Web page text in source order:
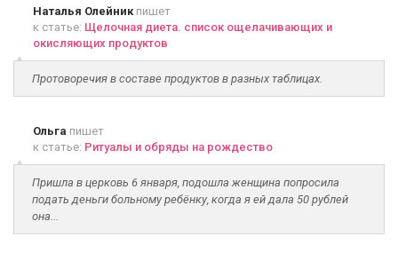
Наталья Олейникпишет
к статье: Щелочная диета. список ощелачивающих и
окисляющих продуктов
Протоворечия в составе продуктов в разных таблицах.
Ольга пишет
к статье: Ритуалы и обряды на рождество
Пришла в церковь 6 января, подошла женщина попросила
подать деньги больному ребёнку, когда я ей дала 50 рублей
она...